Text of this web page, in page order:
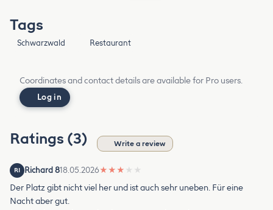
Tags
Schwarzwald Restaurant
Coordinates and contact details are available for Pro users.
Log in
Ratings (3) Write a review
RI Richard 818.05.2026★ ★ ★ ★ ★
Der Platz gibt nicht viel her und ist auch sehr uneben. Für eine
Nacht aber gut.